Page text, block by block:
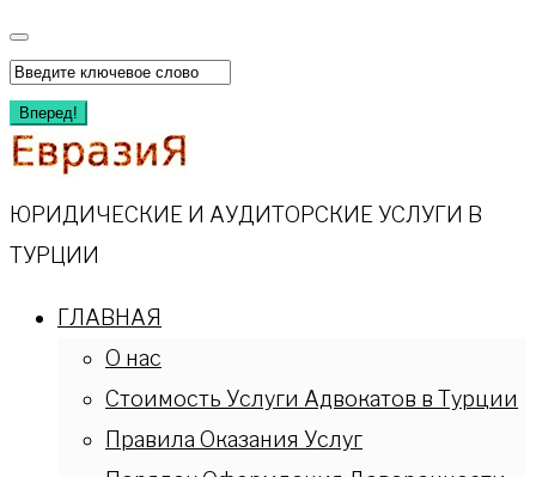
Перейти
к
содержимому
Искать:
Вперед!
ЮРИДИЧЕСКИЕ И АУДИТОРСКИЕ УСЛУГИ В
ТУРЦИИ
ГЛАВНАЯ
О нас
Стоимость Услуги Адвокатов в Турции
Правила Оказания Услуг